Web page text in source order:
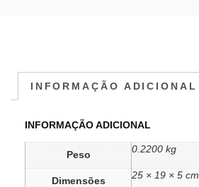
INFORMAÇÃO ADICIONAL
INFORMAÇÃO ADICIONAL
Peso
0.2200 kg
Dimensões
25 × 19 × 5 cm